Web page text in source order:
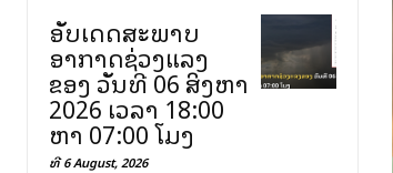
ອັບເດດສະພາບ
ອາກາດຊ່ວງແລງ
ຂອງ ວັນທີ 06 ສິງຫາ
2026 ເວລາ 18:00
ຫາ 07:00 ໂມງ
ທີ 6 August, 2026